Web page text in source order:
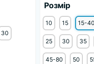
30
Розмір
10 15 15-40
25 30 35
45-80 50